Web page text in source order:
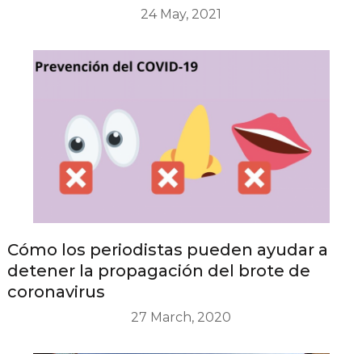
24 May, 2021
Cómo los periodistas pueden ayudar a
detener la propagación del brote de
coronavirus
27 March, 2020